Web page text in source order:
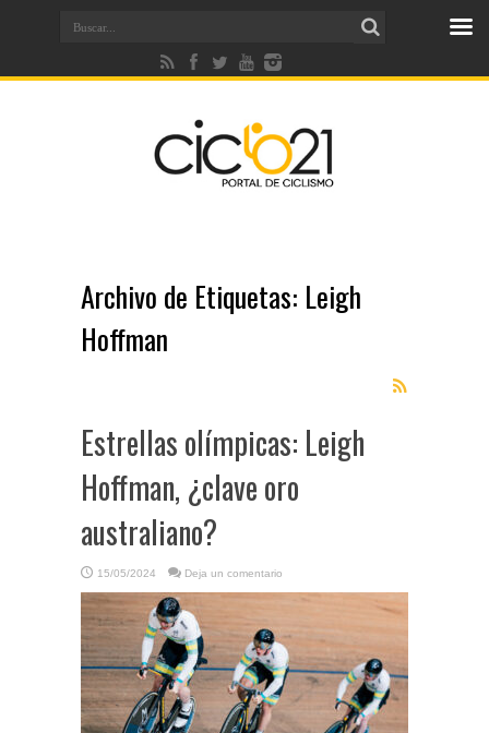
Archivo de Etiquetas: Leigh
Hoffman
Estrellas olímpicas: Leigh
Hoffman, ¿clave oro
australiano?
15/05/2024 Deja un comentario